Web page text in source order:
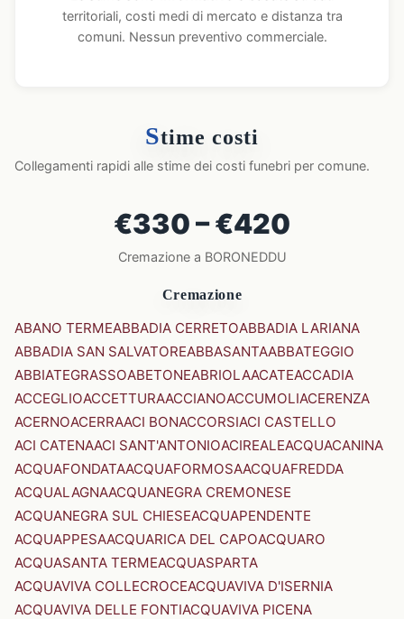
territoriali, costi medi di mercato e distanza tra
comuni. Nessun preventivo commerciale.
Stime costi
Collegamenti rapidi alle stime dei costi funebri per comune.
€330 – €420
Cremazione a BORONEDDU
Cremazione
ABANO TERMEABBADIA CERRETOABBADIA LARIANA
ABBADIA SAN SALVATOREABBASANTAABBATEGGIO
ABBIATEGRASSOABETONEABRIOLAACATEACCADIA
ACCEGLIOACCETTURAACCIANOACCUMOLIACERENZA
ACERNOACERRAACI BONACCORSIACI CASTELLO
ACI CATENAACI SANT'ANTONIOACIREALEACQUACANINA
ACQUAFONDATAACQUAFORMOSAACQUAFREDDA
ACQUALAGNAACQUANEGRA CREMONESE
ACQUANEGRA SUL CHIESEACQUAPENDENTE
ACQUAPPESAACQUARICA DEL CAPOACQUARO
ACQUASANTA TERMEACQUASPARTA
ACQUAVIVA COLLECROCEACQUAVIVA D'ISERNIA
ACQUAVIVA DELLE FONTIACQUAVIVA PICENA